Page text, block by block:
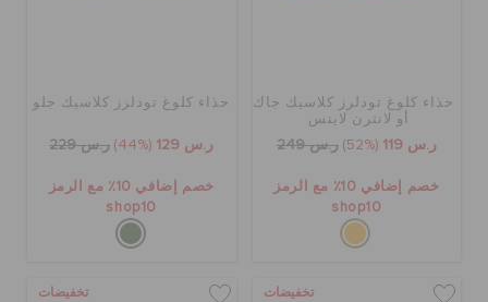
حذاء كلوغ تودلرز كلاسيك جاك
أو لانترن لايتس
ر.س 119 (52%) ر.س 249
خصم إضافي 10٪ مع الرمز
shop10
حذاء كلوغ تودلرز كلاسيك جلو
ر.س 129 (44%) ر.س 229
خصم إضافي 10٪ مع الرمز
shop10
تخفيضات تخفيضات